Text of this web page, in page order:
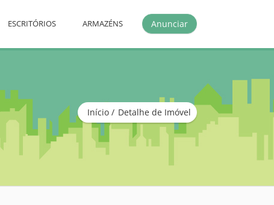
Anunciar
ESCRITÓRIOS ARMAZÉNS
Início Detalhe de Imóvel